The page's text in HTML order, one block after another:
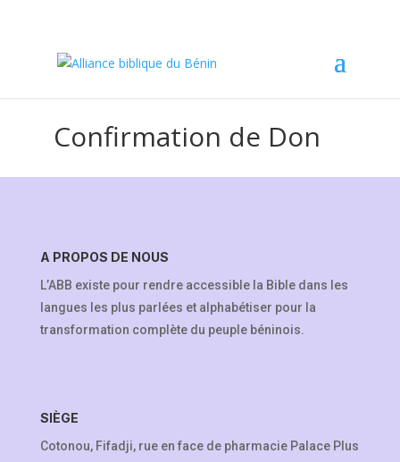
Confirmation de Don
A PROPOS DE NOUS
L’ABB existe pour rendre accessible la Bible dans les
langues les plus parlées et alphabétiser pour la
transformation complète du peuple béninois.
SIÈGE
Cotonou, Fifadji, rue en face de pharmacie Palace Plus